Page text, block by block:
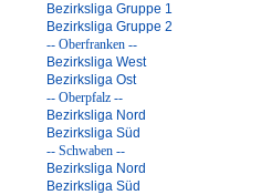
Bezirksliga Gruppe 1
Bezirksliga Gruppe 2
-- Oberfranken --
Bezirksliga West
Bezirksliga Ost
-- Oberpfalz --
Bezirksliga Nord
Bezirksliga Süd
-- Schwaben --
Bezirksliga Nord
Bezirksliga Süd